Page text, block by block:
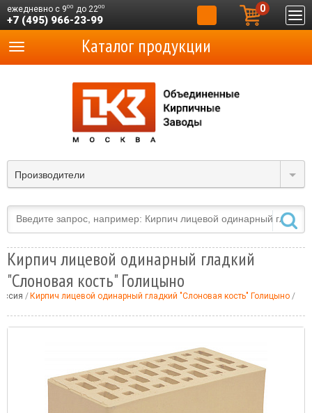
ежедневно с 900 до 2200
+7 (495) 966-23-99
0
Производители
Каталог продукции
Кирпич лицевой одинарный гладкий
"Слоновая кость" Голицыно
Кирпич лицевой одинарный гладкий "Слоновая кость" Голицыно